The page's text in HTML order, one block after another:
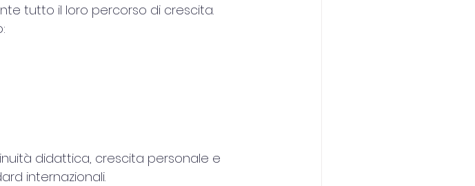
tutto il loro percorso di crescita.
didattica, crescita personale e
internazionali.